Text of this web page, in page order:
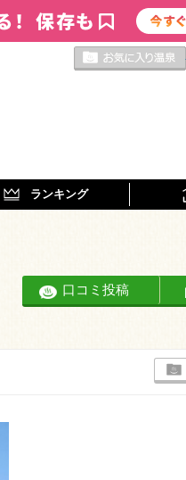
ランキング
口コミ投稿